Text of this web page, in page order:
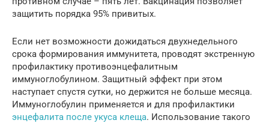
защитить порядка 95% привитых.
Если нет возможности дожидаться двухнедельного
срока формирования иммунитета, проводят экстренную
профилактику противоэнцефалитным
иммуноглобулином. Защитный эффект при этом
наступает спустя сутки, но держится не больше месяца.
Иммуноглобулин применяется и для профилактики
энцефалита после укуса клеща. Использование такого